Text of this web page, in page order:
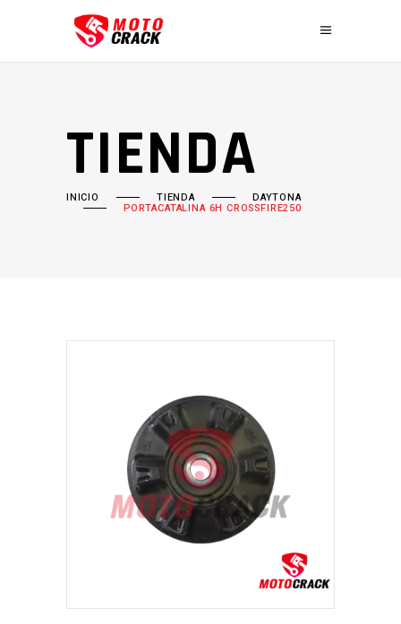
TIENDA
INICIO TIENDA DAYTONA
PORTACATALINA 6H CROSSFIRE250